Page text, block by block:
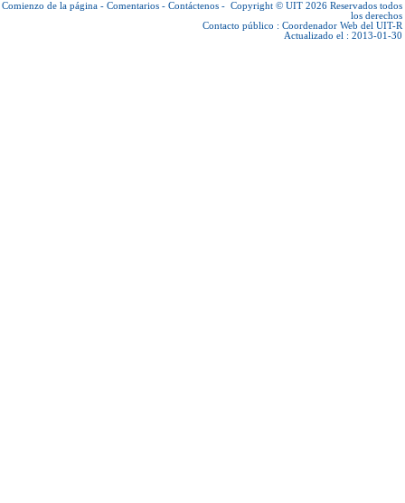
Comienzo de la página - Comentarios - Contáctenos - Copyright © UIT 2026 Reservados todos
los derechos
Contacto público : Coordenador Web del UIT-R
Actualizado el : 2013-01-30